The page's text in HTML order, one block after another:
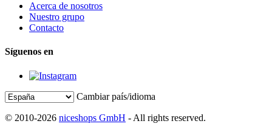
Acerca de nosotros
Nuestro grupo
Contacto
Síguenos en
Cambiar país/idioma
© 2010-2026 niceshops GmbH - All rights reserved.